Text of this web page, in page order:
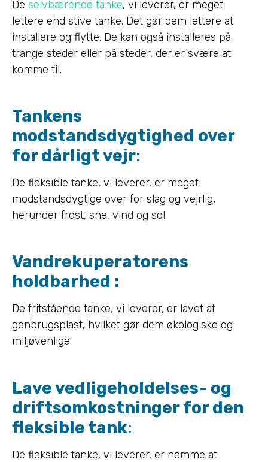
De selvbærende tanke, vi leverer, er meget
lettere end stive tanke. Det gør dem lettere at
installere og flytte. De kan også installeres på
trange steder eller på steder, der er svære at
komme til.
Tankens
modstandsdygtighed over
for dårligt vejr:
De fleksible tanke, vi leverer, er meget
modstandsdygtige over for slag og vejrlig,
herunder frost, sne, vind og sol.
Vandrekuperatorens
holdbarhed :
De fritstående tanke, vi leverer, er lavet af
genbrugsplast, hvilket gør dem økologiske og
miljøvenlige.
Lave vedligeholdelses- og
driftsomkostninger for den
fleksible tank:
De fleksible tanke, vi leverer, er nemme at